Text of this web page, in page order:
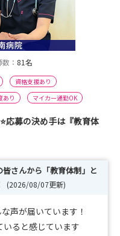
： 81名
資格支援あり
あり マイカー通勤OK
応募の決め手は『教育体
皆さんから「教育体制」と
(2026/08/07更新)
声が届いています！
ると感じています